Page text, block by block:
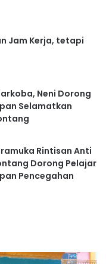
Jam Kerja, tetapi
Neni Dorong
Selamatkan
Rintisan Anti
Dorong Pelajar
Pencegahan